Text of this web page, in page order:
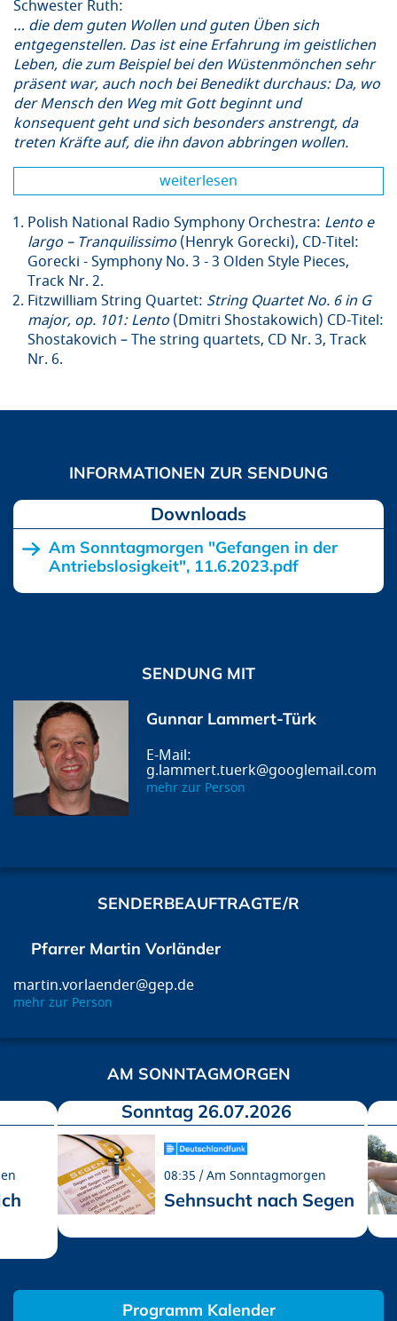
Schwester Ruth:
… die dem guten Wollen und guten Üben sich
entgegenstellen. Das ist eine Erfahrung im geistlichen
Leben, die zum Beispiel bei den Wüstenmönchen sehr
präsent war, auch noch bei Benedikt durchaus: Da, wo
der Mensch den Weg mit Gott beginnt und
konsequent geht und sich besonders anstrengt, da
treten Kräfte auf, die ihn davon abbringen wollen.
weiterlesen
Polish National Radio Symphony Orchestra: Lento e
largo – Tranquilissimo (Henryk Gorecki), CD-Titel:
Gorecki - Symphony No. 3 - 3 Olden Style Pieces,
Track Nr. 2.
Fitzwilliam String Quartet: String Quartet No. 6 in G
major, op. 101: Lento (Dmitri Shostakowich) CD-Titel:
Shostakovich – The string quartets, CD Nr. 3, Track
Nr. 6.
Downloads
Am Sonntagmorgen "Gefangen in der
Antriebslosigkeit", 11.6.2023.pdf
SENDUNG MIT
Gunnar Lammert-Türk
g.lammert.tuerk@googlemail.com
mehr zur Person
SENDERBEAUFTRAGTE/R
Pfarrer Martin Vorländer
martin.vorlaender@gep.de
mehr zur Person
AM SONNTAGMORGEN
Sonntag 26.07.2026
08:35 Am Sonntagmorgen
Sehnsucht nach Segen
Programm Kalender